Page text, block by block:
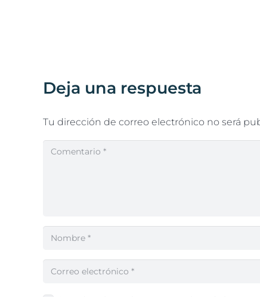
Deja una respuesta
Tu dirección de correo electrónico no será